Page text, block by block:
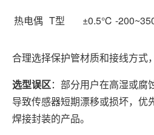
热电偶 T型 ±0.5℃ -
合理选择保护管材质和接线方式
选型误区：部分用户在高湿或腐
导致传感器短期漂移或损坏，优
焊接封装的产品。